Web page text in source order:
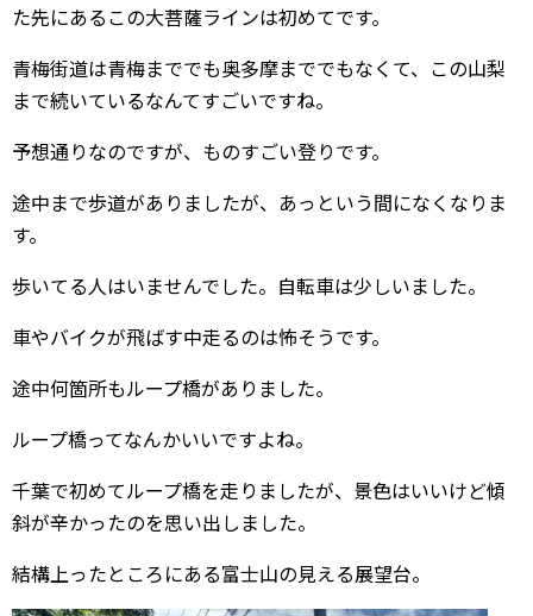
た先にあるこの大菩薩ラインは初めてです。
青梅街道は青梅まででも奥多摩まででもなくて、この山梨
まで続いているなんてすごいですね。
予想通りなのですが、ものすごい登りです。
途中まで歩道がありましたが、あっという間になくなりま
す。
歩いてる人はいませんでした。自転車は少しいました。
車やバイクが飛ばす中走るのは怖そうです。
途中何箇所もループ橋がありました。
ループ橋ってなんかいいですよね。
千葉で初めてループ橋を走りましたが、景色はいいけど傾
斜が辛かったのを思い出しました。
結構上ったところにある富士山の見える展望台。